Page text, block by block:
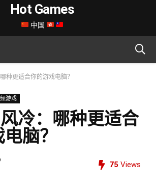
Hot Games
中国
种更适合你的游戏电脑？
游戏
冷：哪种更适合
脑？
75 Views